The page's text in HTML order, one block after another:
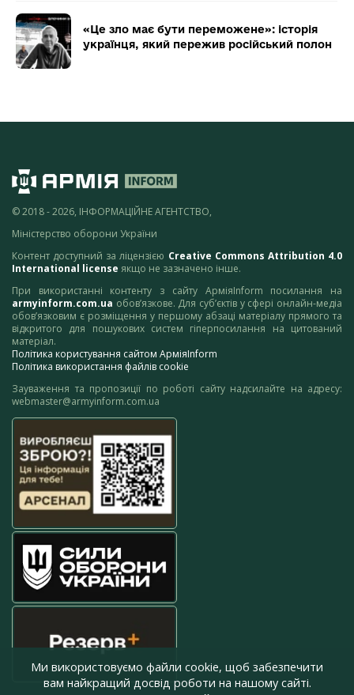
«Це зло має бути переможене»: історія
українця, який пережив російський полон
© 2018 - 2026, ІНФОРМАЦІЙНЕ АГЕНТСТВО,
Міністерство оборони України
Контент доступний за ліцензією Creative Commons Attribution 4.0
International license якщо не зазначено інше.
При використанні контенту з сайту АрміяInform посилання на
armyinform.com.ua обов’язкове. Для суб’єктів у сфері онлайн-медіа
обов’язковим є розміщення у першому абзаці матеріалу прямого та
відкритого для пошукових систем гіперпосилання на цитований
матеріал.
Політика користування сайтом АрміяInform
Політика використання файлів cookie
Зауваження та пропозиції по роботі сайту надсилайте на адресу:
webmaster@armyinform.com.ua
Ми використовуємо файли cookie, щоб забезпечити
вам найкращий досвід роботи на нашому сайті.